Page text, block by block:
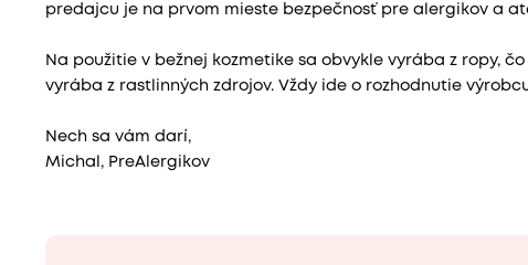
predajcu je na prvom mieste bezpečnosť pre alergikov a
Na použitie v bežnej kozmetike sa obvykle vyrába z ropy,
vyrába z rastlinných zdrojov. Vždy ide o rozhodnutie
Nech sa vám darí,
Michal, PreAlergikov